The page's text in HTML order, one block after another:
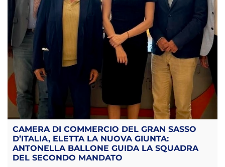
CAMERA DI COMMERCIO DEL GRAN SASSO
D’ITALIA, ELETTA LA NUOVA GIUNTA:
ANTONELLA BALLONE GUIDA LA SQUADRA
DEL SECONDO MANDATO